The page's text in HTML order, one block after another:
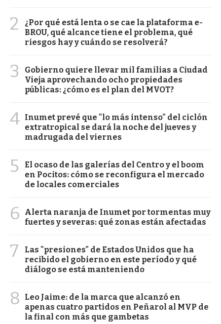
2
¿Por qué está lenta o se cae la plataforma e-
BROU, qué alcance tiene el problema, qué
riesgos hay y cuándo se resolverá?
3
Gobierno quiere llevar mil familias a Ciudad
Vieja aprovechando ocho propiedades
públicas: ¿cómo es el plan del MVOT?
4 Inumet prevé que "lo más intenso" del ciclón
extratropical se dará la noche del jueves y
madrugada del viernes
5
El ocaso de las galerías del Centro y el boom
en Pocitos: cómo se reconfigura el mercado
de locales comerciales
6
Alerta naranja de Inumet por tormentas muy
fuertes y severas: qué zonas están afectadas
7
Las "presiones" de Estados Unidos que ha
recibido el gobierno en este período y qué
diálogo se está manteniendo
8
Leo Jaime: de la marca que alcanzó en
apenas cuatro partidos en Peñarol al MVP de
la final con más que gambetas